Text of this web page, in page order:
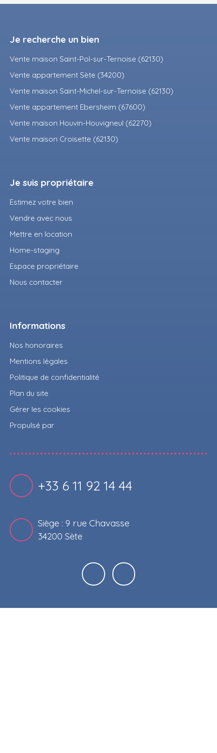
Je recherche un bien
Vente maison Saint-Pol-sur-Ternoise (62130)
Vente appartement Sète (34200)
Vente maison Saint-Michel-sur-Ternoise (62130)
Vente appartement Ebersheim (67600)
Vente maison Houvin-Houvigneul (62270)
Vente maison Croisette (62130)
Je suis propriétaire
Estimez votre bien
Vendre avec nous
Mettre en location
Home-staging
Espace propriétaire
Nous contacter
Informations
Nos honoraires
Mentions légales
Politique de confidentialité
Plan du site
Gérer les cookies
Propulsé par
+33 6 11 92 14 44
Siège : 9 rue Chavasse
34200 Sète